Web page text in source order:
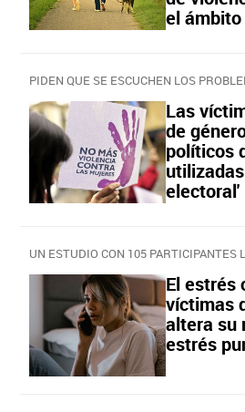
el
PIDEN QUE SE ESCUCHEN LOS
Las
de
políticos
electoral'
UN ESTUDIO CON 105 PARTICIPANTES
El estrés
víctimas
altera su
estrés